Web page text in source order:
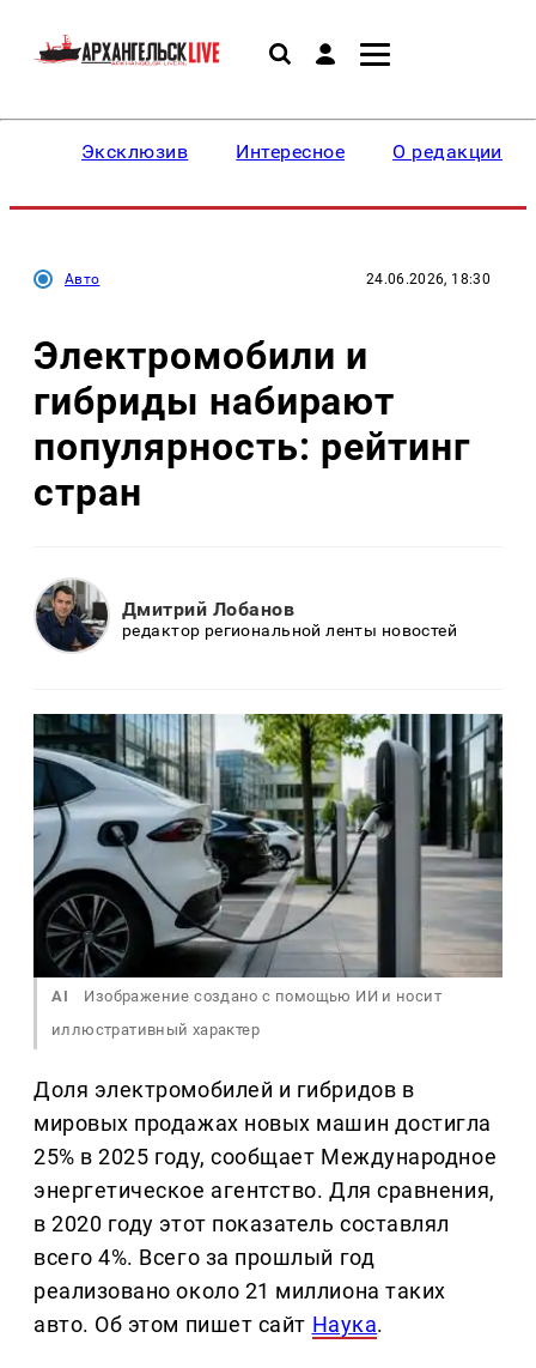
Эксклюзив Интересное О редакции
Авто 24.06.2026, 18:30
Электромобили и
гибриды набирают
популярность: рейтинг
стран
Дмитрий Лобанов
редактор региональной ленты новостей
AI
Изображение создано с помощью ИИ и носит
иллюстративный характер
Доля электромобилей и гибридов в
мировых продажах новых машин достигла
25% в 2025 году, сообщает Международное
энергетическое агентство. Для сравнения,
в 2020 году этот показатель составлял
всего 4%. Всего за прошлый год
реализовано около 21 миллиона таких
авто. Об этом пишет сайт Наука.